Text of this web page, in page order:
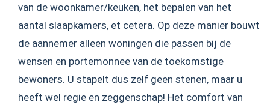
van de woonkamer/keuken, het bepalen van het
aantal slaapkamers, et cetera. Op deze manier bouwt
de aannemer alleen woningen die passen bij de
wensen en portemonnee van de toekomstige
bewoners. U stapelt dus zelf geen stenen, maar u
heeft wel regie en zeggenschap! Het comfort van